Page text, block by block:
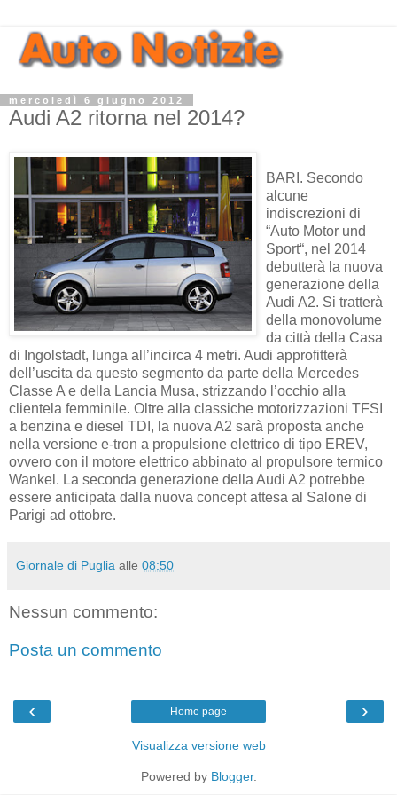
mercoledì 6 giugno 2012
Audi A2 ritorna nel 2014?
BARI. Secondo
alcune
indiscrezioni di
“Auto Motor und
Sport“, nel 2014
debutterà la nuova
generazione della
Audi A2. Si tratterà
della monovolume
da città della Casa
di Ingolstadt, lunga all’incirca 4 metri. Audi approfitterà
dell’uscita da questo segmento da parte della Mercedes
Classe A e della Lancia Musa, strizzando l’occhio alla
clientela femminile. Oltre alla classiche motorizzazioni TFSI
a benzina e diesel TDI, la nuova A2 sarà proposta anche
nella versione e-tron a propulsione elettrico di tipo EREV,
ovvero con il motore elettrico abbinato al propulsore termico
Wankel. La seconda generazione della Audi A2 potrebbe
essere anticipata dalla nuova concept attesa al Salone di
Parigi ad ottobre.
Giornale di Puglia alle 08:50
Nessun commento:
Posta un commento
‹ ›
Home page
Visualizza versione web
Powered by Blogger.